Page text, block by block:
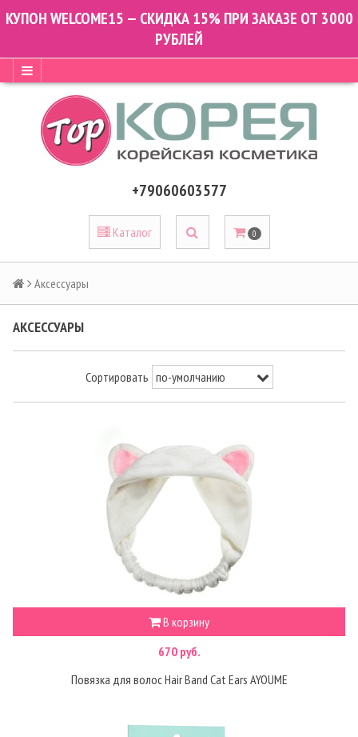
КУПОН WELCOME15 — СКИДКА 15% ПРИ ЗАКАЗЕ ОТ 3000
РУБЛЕЙ
+79060603577
Каталог 0
Аксессуары
АКСЕССУАРЫ
Сортировать
В корзину
670 руб.
Повязка для волос Hair Band Cat Ears AYOUME